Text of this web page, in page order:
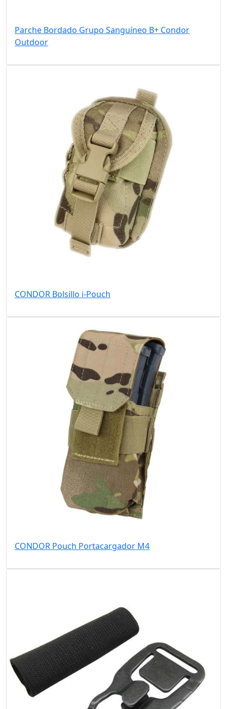
Parche Bordado Grupo Sanguíneo B+ Condor
Outdoor
CONDOR Bolsillo i-Pouch
CONDOR Pouch Portacargador M4